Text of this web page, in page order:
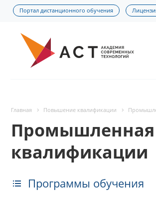
Портал дистанционного обучения
Главная Повышение квалификации
Промышленная
квалификации
Программы обучения